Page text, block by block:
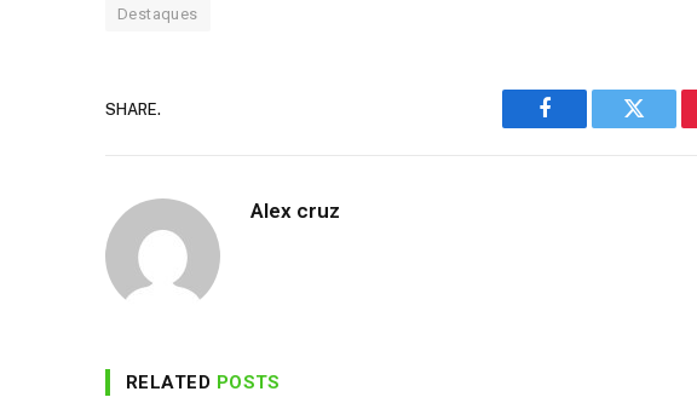
Destaques
SHARE.
Facebook Twitter
Alex cruz
RELATED POSTS